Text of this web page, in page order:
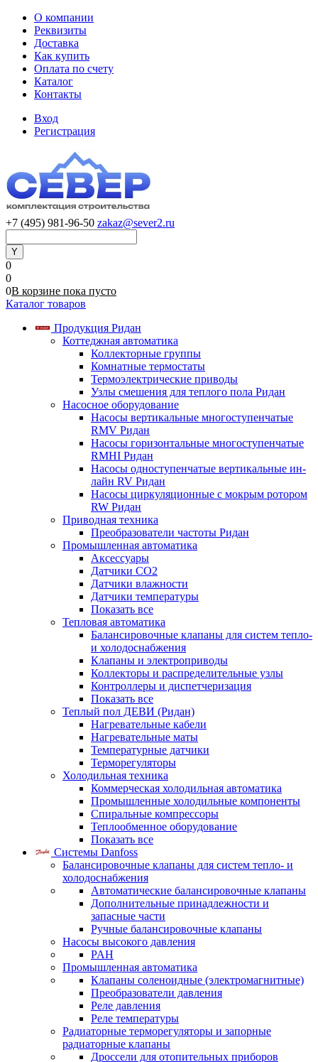
О компании
Реквизиты
Доставка
Как купить
Оплата по счету
Каталог
Контакты
Вход
Регистрация
+7 (495) 981-96-50 zakaz@sever2.ru
0
0
0В корзине пока пусто
Каталог товаров
Продукция Ридан
Коттеджная автоматика
Коллекторные группы
Комнатные термостаты
Термоэлектрические приводы
Узлы смешения для теплого пола Ридан
Насосное оборудование
Насосы вертикальные многоступенчатые
RMV Ридан
Насосы горизонтальные многоступенчатые
RMHI Ридан
Насосы одноступенчатые вертикальные ин-
лайн RV Ридан
Насосы циркуляционные с мокрым ротором
RW Ридан
Приводная техника
Преобразователи частоты Ридан
Промышленная автоматика
Аксессуары
Датчики CO2
Датчики влажности
Датчики температуры
Показать все
Тепловая автоматика
Балансировочные клапаны для систем тепло-
и холодоснабжения
Клапаны и электроприводы
Коллекторы и распределительные узлы
Контроллеры и диспетчеризация
Показать все
Теплый пол ДЕВИ (Ридан)
Нагревательные кабели
Нагревательные маты
Температурные датчики
Терморегуляторы
Холодильная техника
Коммерческая холодильная автоматика
Промышленные холодильные компоненты
Спиральные компрессоры
Теплообменное оборудование
Показать все
Системы Danfoss
Балансировочные клапаны для систем тепло- и
холодоснабжения
Автоматические балансировочные клапаны
Дополнительные принадлежности и
запасные части
Ручные балансировочные клапаны
Насосы высокого давления
PAH
Промышленная автоматика
Клапаны соленоидные (электромагнитные)
Преобразователи давления
Реле давления
Реле температуры
Радиаторные терморегуляторы и запорные
радиаторные клапаны
Дроссели для отопительных приборов